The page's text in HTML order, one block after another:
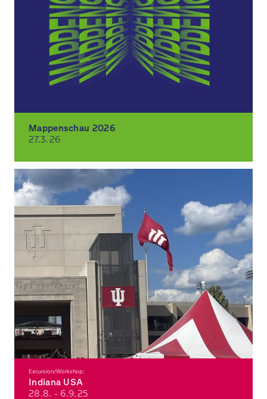
Mappenschau 2026
27.3.26
Excursion/Workshop:
Indiana USA
28.8. - 6.9.25